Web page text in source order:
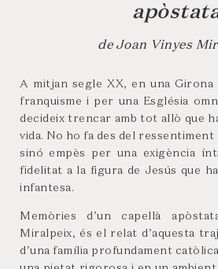
de Joan Vinyes
A mitjan segle XX, en una Girona
franquisme i per una Església
decideix trencar amb tot allò que
vida. No ho fa des del
sinó empès per una exigència
fidelitat a la figura de Jesús que
infantesa.
Memòries d’un capellà
Miralpeix, és el relat d’aquesta
d’una família profundament